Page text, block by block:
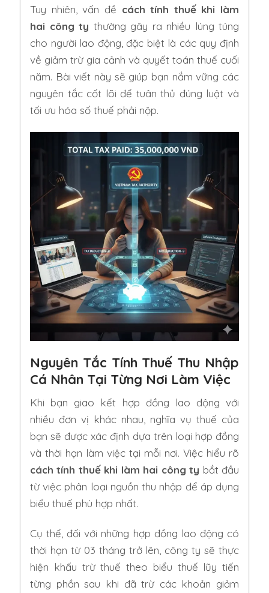
Tuy nhiên, vấn đề cách tính thuế khi làm
hai công ty thường gây ra nhiều lúng túng
cho người lao động, đặc biệt là các quy định
về giảm trừ gia cảnh và quyết toán thuế cuối
năm. Bài viết này sẽ giúp bạn nắm vững các
nguyên tắc cốt lõi để tuân thủ đúng luật và
tối ưu hóa số thuế phải nộp.
Nguyên Tắc Tính Thuế Thu Nhập
Cá Nhân Tại Từng Nơi Làm Việc
Khi bạn giao kết hợp đồng lao động với
nhiều đơn vị khác nhau, nghĩa vụ thuế của
bạn sẽ được xác định dựa trên loại hợp đồng
và thời hạn làm việc tại mỗi nơi. Việc hiểu rõ
cách tính thuế khi làm hai công ty bắt đầu
từ việc phân loại nguồn thu nhập để áp dụng
biểu thuế phù hợp nhất.
Cụ thể, đối với những hợp đồng lao động có
thời hạn từ 03 tháng trở lên, công ty sẽ thực
hiện khấu trừ thuế theo biểu thuế lũy tiến
từng phần sau khi đã trừ các khoản giảm